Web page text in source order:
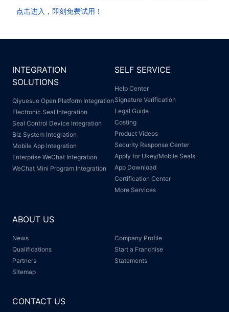
点击进入，即刻免费试用！
INTEGRATION
SOLUTIONS
Qiyuesuo Open Platform Integration
Electronic Seal Integration
Seal Control Device Integration
Biz System Integration
Mobile App Integration
Enterprise WeChat Integration
WeChat Mini Program Integration
SELF SERVICE
Help Center
Signature Verification
Legal Guide
Costing
Product Videos
Security Response Center
Apply for Ukey/Mobile Seals
App Download
Certification Center
More Services
ABOUT US
News
Company Profile
Qualifications
Start a Franchise
Partners
Statements
Sitemap
CONTACT US